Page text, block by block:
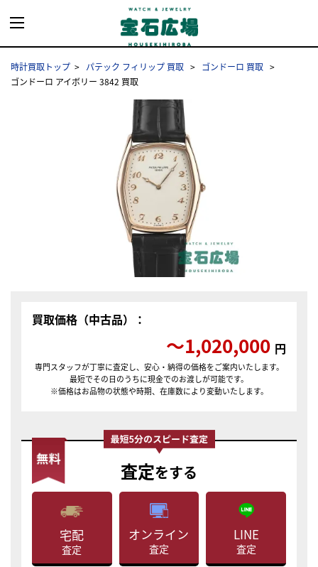
時計買取トップ パテック フィリップ 買取
ゴンドーロ 買取
ゴンドーロ アイボリー 3842 買取
買取価格（中古品）：
〜1,020,000 円
専門スタッフが丁寧に査定し、安心・納得の価格をご案内いたします。
最短でその日のうちに現金でのお渡しが可能です。
※価格はお品物の状態や時期、在庫数により変動いたします。
査定をする
宅配
査定
オンライン
査定
LINE
査定